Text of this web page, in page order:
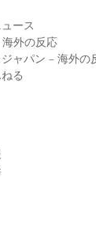
ース
外の反応
ャパン – 海外の
る